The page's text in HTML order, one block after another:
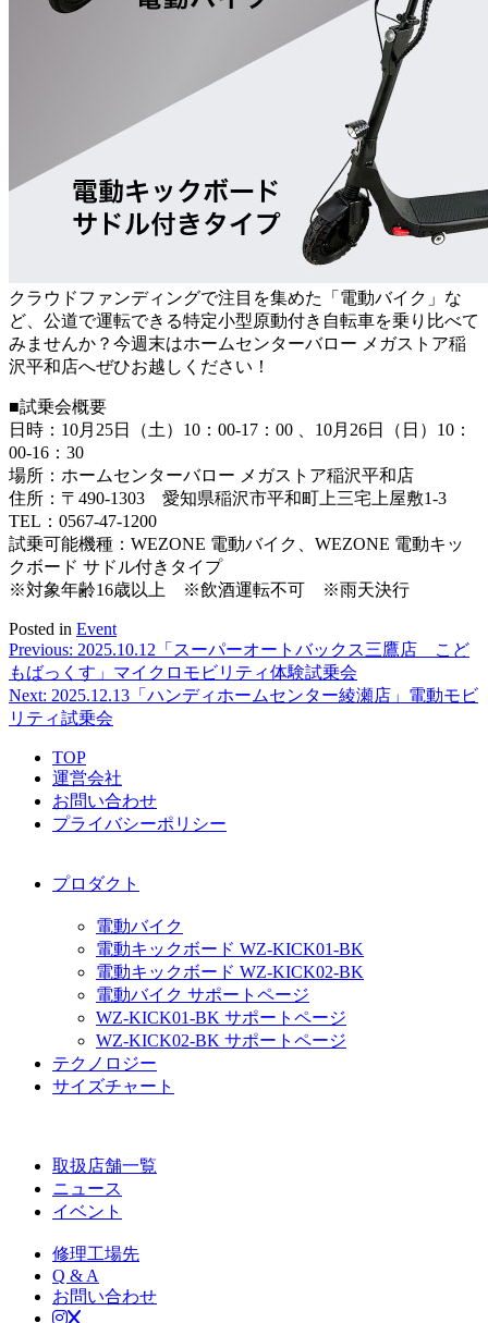
クラウドファンディングで注目を集めた「電動バイク」な
ど、公道で運転できる特定小型原動付き自転車を乗り比べて
みませんか？今週末はホームセンターバロー メガストア稲
沢平和店へぜひお越しください！
■試乗会概要
日時：10月25日（土）10：00-17：00 、10月26日（日）10：
00-16：30
場所：ホームセンターバロー メガストア稲沢平和店
住所：〒490-1303 愛知県稲沢市平和町上三宅上屋敷1-3
TEL：0567-47-1200
試乗可能機種：WEZONE 電動バイク、WEZONE 電動キッ
クボード サドル付きタイプ
※対象年齢16歳以上 ※飲酒運転不可 ※雨天決行
Posted in Event
投
稿
ナ
Previous: 2025.10.12 「スーパーオートバックス三鷹店 こど
もばっくす」マイクロモビリティ体験試乗会
Next: 2025.12.13 「ハンディホームセンター綾瀬店」電動モビ
リティ試乗会
TOP
運営会社
お問い合わせ
プライバシーポリシー
プロダクト
電動バイク
電動キックボード WZ-KICK01-BK
電動キックボード WZ-KICK02-BK
電動バイク サポートページ
WZ-KICK01-BK サポートページ
WZ-KICK02-BK サポートページ
テクノロジー
サイズチャート
取扱店舗一覧
ニュース
イベント
修理工場先
Q & A
お問い合わせ